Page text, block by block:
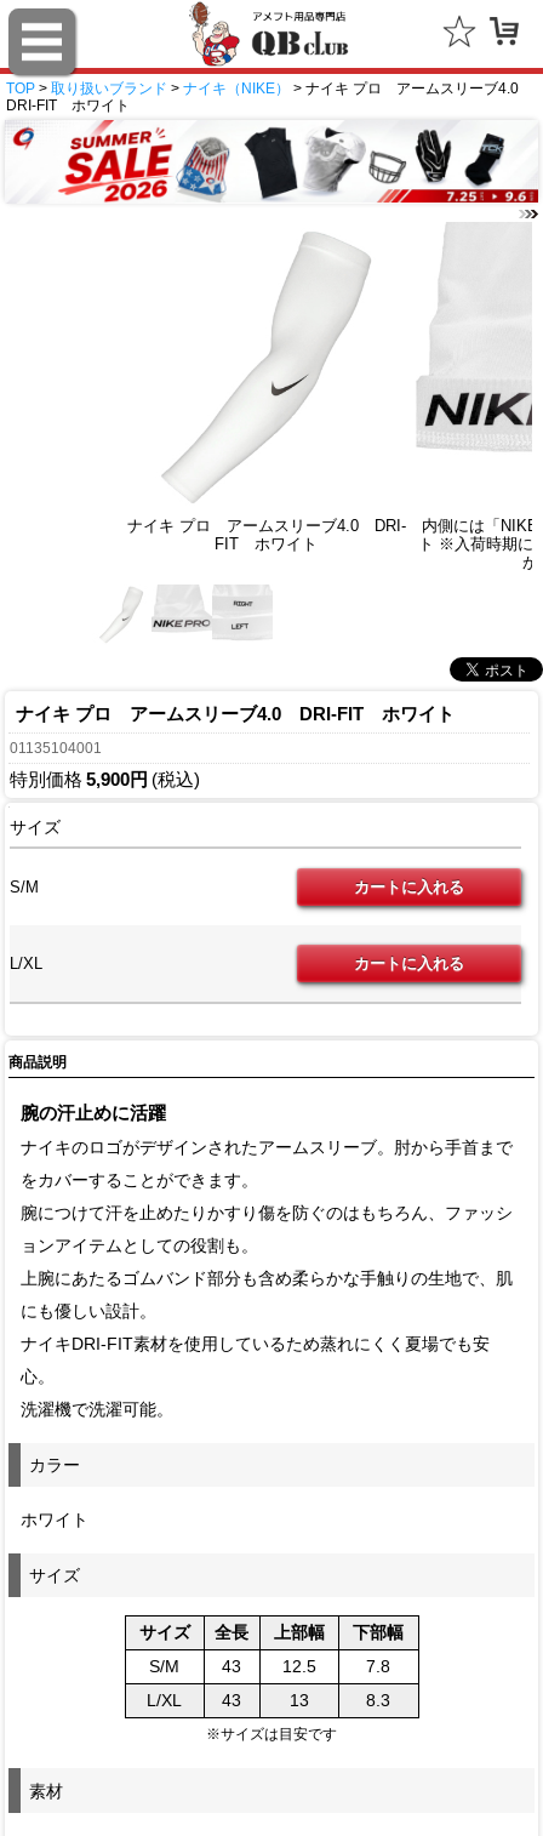
TOP > 取り扱いブランド > ナイキ（NIKE）
> ナイキ プロ アームスリーブ4.0
DRI-FIT ホワイト
ナイキ プロ アームスリーブ4.0 DRI-
FIT ホワイト
内側には「
ト ※入荷時期に
が
ナイキ プロ アームスリーブ4.0 DRI-FIT ホワイト
01135104001
特別価格 5,900円 (税込)
サイズ
S/M
L/XL
商品説明
腕の汗止めに活躍
ナイキのロゴがデザインされたアームスリーブ。肘から手首まで
をカバーすることができます。
腕につけて汗を止めたりかすり傷を防ぐのはもちろん、ファッシ
ョンアイテムとしての役割も。
上腕にあたるゴムバンド部分も含め柔らかな手触りの生地で、肌
にも優しい設計。
ナイキDRI-FIT素材を使用しているため蒸れにくく夏場でも安
心。
洗濯機で洗濯可能。
カラー
ホワイト
サイズ
サイズ 全長 上部幅
下部幅
S/M
43 12.5
7.8
L/XL
43 13 8.3
※サイズは目安です
素材